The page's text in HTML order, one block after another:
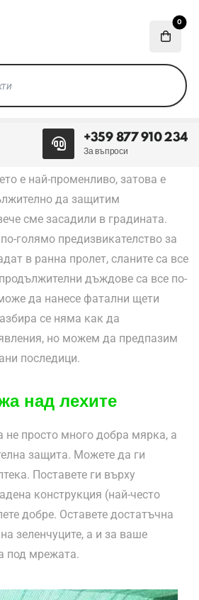
0
+359 877 910 234
За въпроси
е най-променливо, затова е
да защитим
сме засадили в градината.
голямо предизвикателство за
в ранна пролет, сланите са все
дъждове са все по-
да нанесе фатални щети
се няма как да
но можем да предпазим
последици.
над лехите
просто много добра мярка, а
защита. Можете да ги
Поставете ги върху
конструкция (най-често
добре. Оставете достатъчна
зеленчуците, а и за ваше
под мрежата.